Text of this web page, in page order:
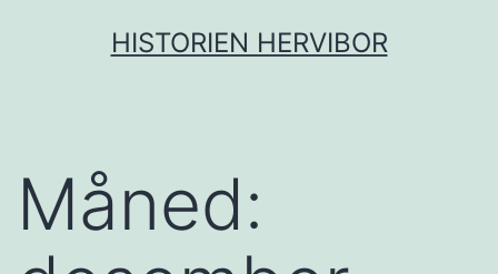
HISTORIEN HERVIBOR
Måned: